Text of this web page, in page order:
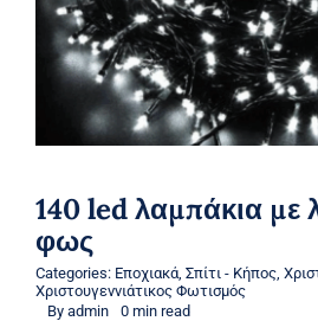
140 led λαμπάκια
φως
Categories: Εποχιακά, Σπίτι - Κήπος,
Χριστουγεννιάτικος Φωτισμός
By admin 0 min read